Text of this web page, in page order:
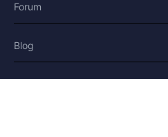
Forum
Blog